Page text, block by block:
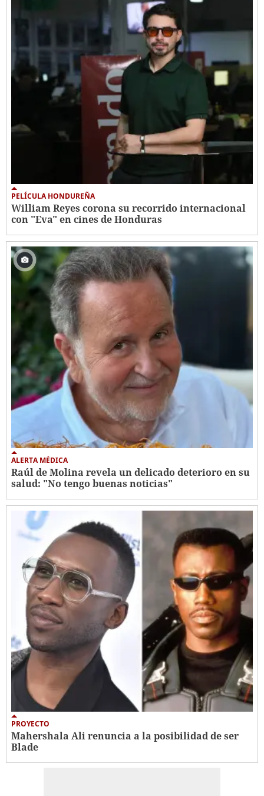
PELÍCULA HONDUREÑA
William Reyes corona su recorrido internacional
con "Eva" en cines de Honduras
ALERTA MÉDICA
Raúl de Molina revela un delicado deterioro en su
salud: "No tengo buenas noticias"
PROYECTO
Mahershala Ali renuncia a la posibilidad de ser
Blade